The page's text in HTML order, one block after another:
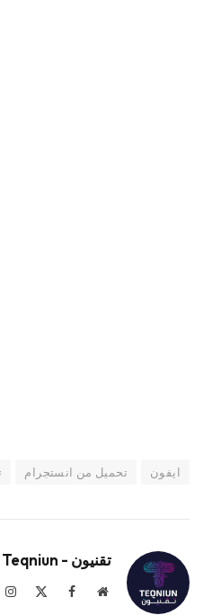
ايفون تحميل من انستجرام
تقنيون - Teqniun
موقعفيسبوك